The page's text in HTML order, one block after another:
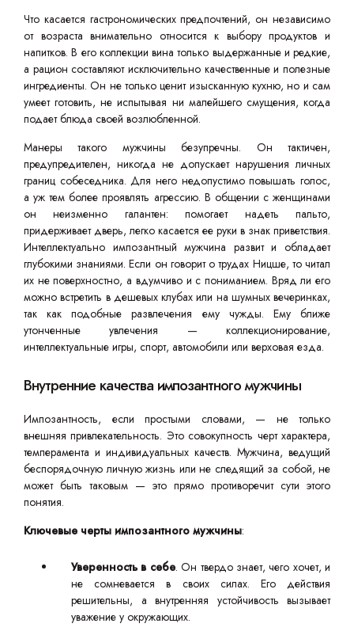
Что касается гастрономических предпочтений, он независимо
от возраста внимательно относится к выбору продуктов и
напитков. В его коллекции вина только выдержанные и редкие,
а рацион составляют исключительно качественные и полезные
ингредиенты. Он не только ценит изысканную кухню, но и сам
умеет готовить, не испытывая ни малейшего смущения, когда
подает блюда своей возлюбленной.
Манеры такого мужчины безупречны. Он тактичен,
предупредителен, никогда не допускает нарушения личных
границ собеседника. Для него недопустимо повышать голос,
а уж тем более проявлять агрессию. В общении с женщинами
он неизменно галантен: помогает надеть пальто,
придерживает дверь, легко касается ее руки в знак приветствия.
Интеллектуально импозантный мужчина развит и обладает
глубокими знаниями. Если он говорит о трудах Ницше, то читал
их не поверхностно, а вдумчиво и с пониманием. Вряд ли его
можно встретить в дешевых клубах или на шумных вечеринках,
так как подобные развлечения ему чужды. Ему ближе
утонченные увлечения — коллекционирование,
интеллектуальные игры, спорт, автомобили или верховая езда.
Внутренние качества импозантного мужчины
Импозантность, если простыми словами, — не только
внешняя привлекательность. Это совокупность черт характера,
темперамента и индивидуальных качеств. Мужчина, ведущий
беспорядочную личную жизнь или не следящий за собой, не
может быть таковым — это прямо противоречит сути этого
понятия.
Ключевые черты импозантного мужчины:
Уверенность в себе. Он твердо знает, чего хочет, и
не сомневается в своих силах. Его действия
решительны, а внутренняя устойчивость вызывает
уважение у окружающих.